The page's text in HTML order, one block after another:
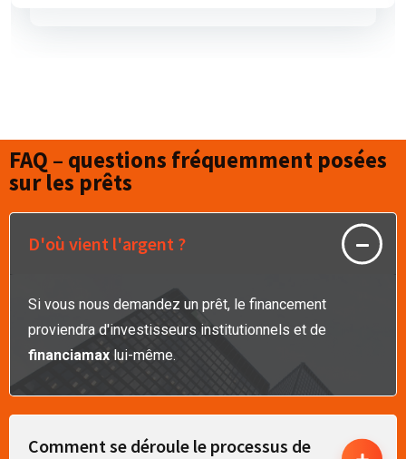
FAQ – questions fréquemment posées
sur les prêts
D'où vient l'argent ?
Si vous nous demandez un prêt, le financement
proviendra d'investisseurs institutionnels et de
financiamax lui-même.
Comment se déroule le processus de